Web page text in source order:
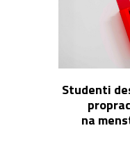
Studenti
na